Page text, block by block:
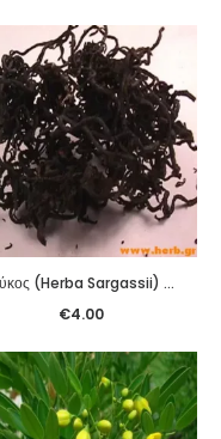
Φύκος (Herba Sargassii) (Hai Zao) 100γρ.
€4.00